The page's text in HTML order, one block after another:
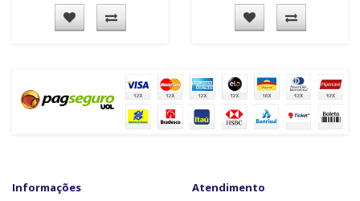
Informações
Atendimento